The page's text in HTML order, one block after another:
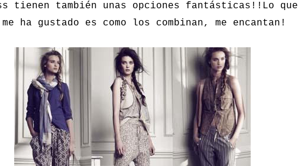
tienen también unas opciones fantásticas!!Lo que
me ha gustado es como los combinan, me encantan!